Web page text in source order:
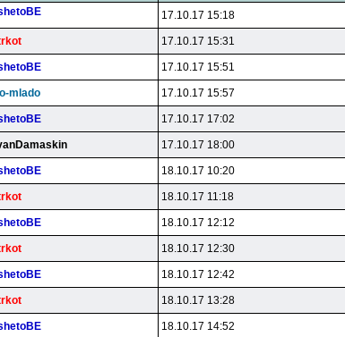
17.10.17 15:18
17.10.17 15:31
17.10.17 15:51
mlado 17.10.17 15:57
17.10.17 17:02
17.10.17 18:00
18.10.17 10:20
18.10.17 11:18
18.10.17 12:12
18.10.17 12:30
18.10.17 12:42
18.10.17 13:28
18.10.17 14:52